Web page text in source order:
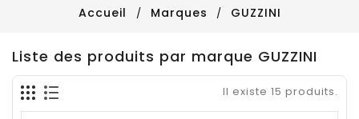
Accueil Marques GUZZINI
Liste des produits par marque GUZZINI
Il existe 15 produits.